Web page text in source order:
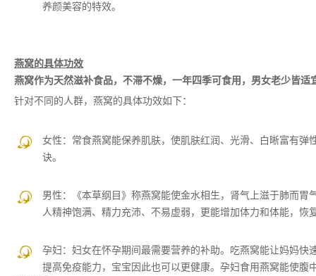
养颜美容的特效。
燕窝的具体功效
燕窝作为天然滋补食品，不滞不燥，一年四季可食用，男女老少皆适
针对不同的人群，燕窝的具体功效如下：
女性： 常食燕窝能保养肌肤，使肌肤红润、光滑、白晰富有
诀。
男性：
《本草纲目》称燕窝能使金水相生，肾气上滋于肺而
人精神饱满、精力充沛、不易虚弱，更能增加体力和体能，恢
孕妇： 妇女在怀孕期间最需要营养的补助。吃燕窝能让妈妈
提高免疫能力，宝宝因此也可以更健康。孕妇食用燕窝能使